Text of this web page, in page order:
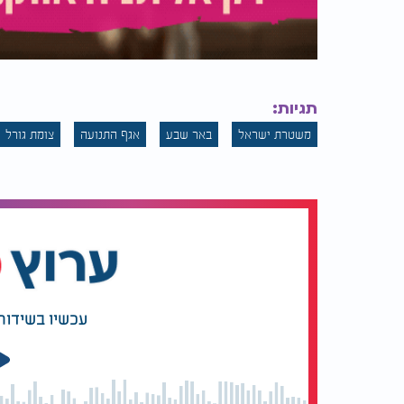
תגיות:
משטרת ישראל באר שבע אגף התנועה צומת גורל
עכשיו